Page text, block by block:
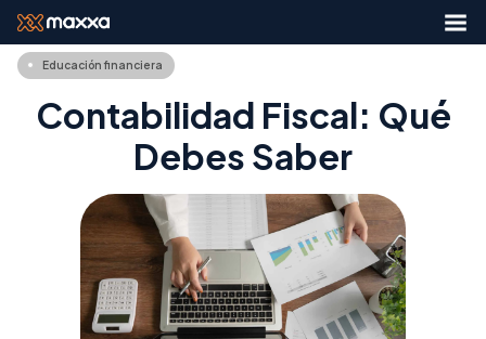
Educación financiera
Contabilidad Fiscal: Qué
Debes Saber